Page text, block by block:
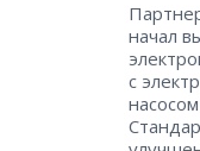
начал
с